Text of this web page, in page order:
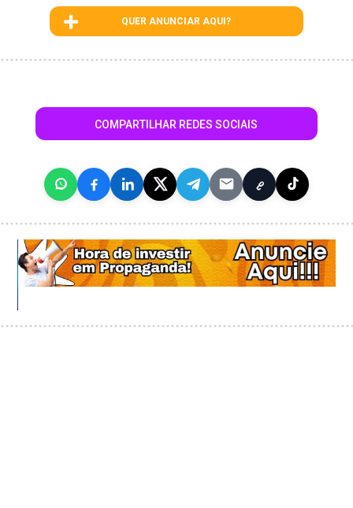
QUER ANUNCIAR AQUI?
COMPARTILHAR REDES SOCIAIS